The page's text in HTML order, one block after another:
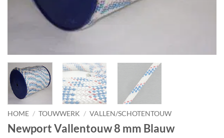
HOME / TOUWWERK / VALLEN/SCHOTENTOUW
Newport Vallentouw 8 mm Blauw